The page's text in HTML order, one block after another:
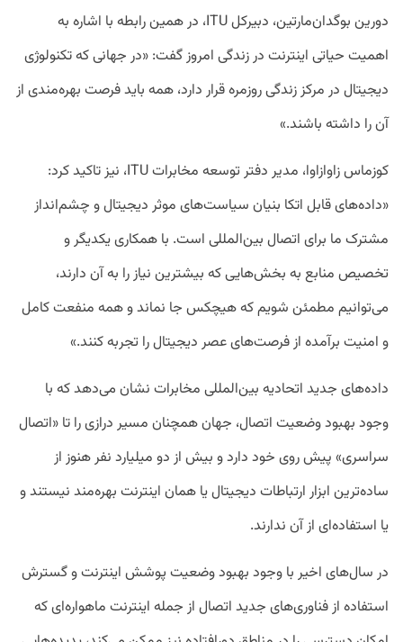
دورین بوگدان‌مارتین، دبیرکل ITU، در همین رابطه با اشاره به
اهمیت حیاتی اینترنت در زندگی امروز گفت: «در جهانی که تکنولوژی
دیجیتال در مرکز زندگی روزمره قرار دارد، همه باید فرصت بهره‌مندی از
آن را داشته باشند.»
کوزماس زاوازاوا، مدیر دفتر توسعه مخابرات ITU، نیز تاکید کرد:
«داده‌های قابل اتکا بنیان سیاست‌های موثر دیجیتال و چشم‌انداز
مشترک ما برای اتصال بین‌المللی است. با همکاری یکدیگر و
تخصیص منابع به بخش‌هایی که بیشترین نیاز را به آن دارند،
می‌توانیم مطمئن شویم که هیچکس جا نماند و همه منفعت کامل
و امنیت برآمده از فرصت‌های عصر دیجیتال را تجربه کنند.»
داده‌های جدید اتحادیه بین‌المللی مخابرات نشان می‌دهد که با
وجود بهبود وضعیت اتصال، جهان همچنان مسیر درازی را تا «اتصال
سراسری» پیش روی خود دارد و بیش از دو میلیارد نفر هنوز از
ساده‌ترین ابزار ارتباطات دیجیتال یا همان اینترنت بهره‌مند نیستند و
یا استفاده‌ای از آن ندارند.
در سال‌های اخیر با وجود بهبود وضعیت پوشش اینترنت و گسترش
استفاده از فناوری‌های جدید اتصال از جمله اینترنت ماهواره‌ای که